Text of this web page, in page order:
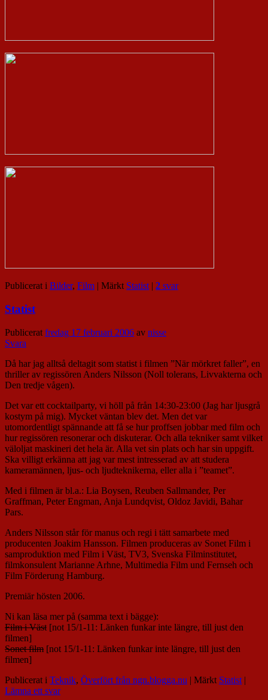
Publicerat i Bilder, Film | Märkt Statist | 2 svar
Statist
Publicerat fredag 17 februari 2006 av nisse
Svara
Då har jag alltså deltagit som statist i filmen ”När mörkret faller”, en
thriller av regissören Anders Nilsson (Noll tolerans, Livvakterna och
Den tredje vågen).
Det var ett cocktailparty, vi höll på från 14:30-23:00 (Jag har ljusgrå
kostym på mig). Mycket väntan blev det. Men det var
utomordentligt spännande att få se hur proffsen jobbar med film och
hur regissören resonerar och diskuterar. Och alla tekniker samt vilket
väloljat maskineri det hela är. Alla vet sin plats och har sin uppgift.
Ska villigt erkänna att jag var mest intresserad av att studera
kameramännen, ljus- och ljudteknikerna, eller alla i ”teamet”.
Med i filmen är bl.a.: Lia Boysen, Reuben Sallmander, Per
Graffman, Peter Engman, Anja Lundqvist, Oldoz Javidi, Bahar
Pars.
Anders Nilsson står för manus och regi i tätt samarbete med
producenten Joakim Hansson. Filmen produceras av Sonet Film i
samproduktion med Film i Väst, TV3, Svenska Filminstitutet,
filmkonsulent Marianne Arhne, Multimedia Film und Fernseh och
Film Förderung Hamburg.
Premiär hösten 2006.
Ni kan läsa mer på (samma text i bägge):
Film i Väst [not 15/1-11: Länken funkar inte längre, till just den
filmen]
Sonet film [not 15/1-11: Länken funkar inte längre, till just den
filmen]
Publicerat i Teknik, Överfört från ngn.blogga.nu | Märkt Statist |
Lämna ett svar